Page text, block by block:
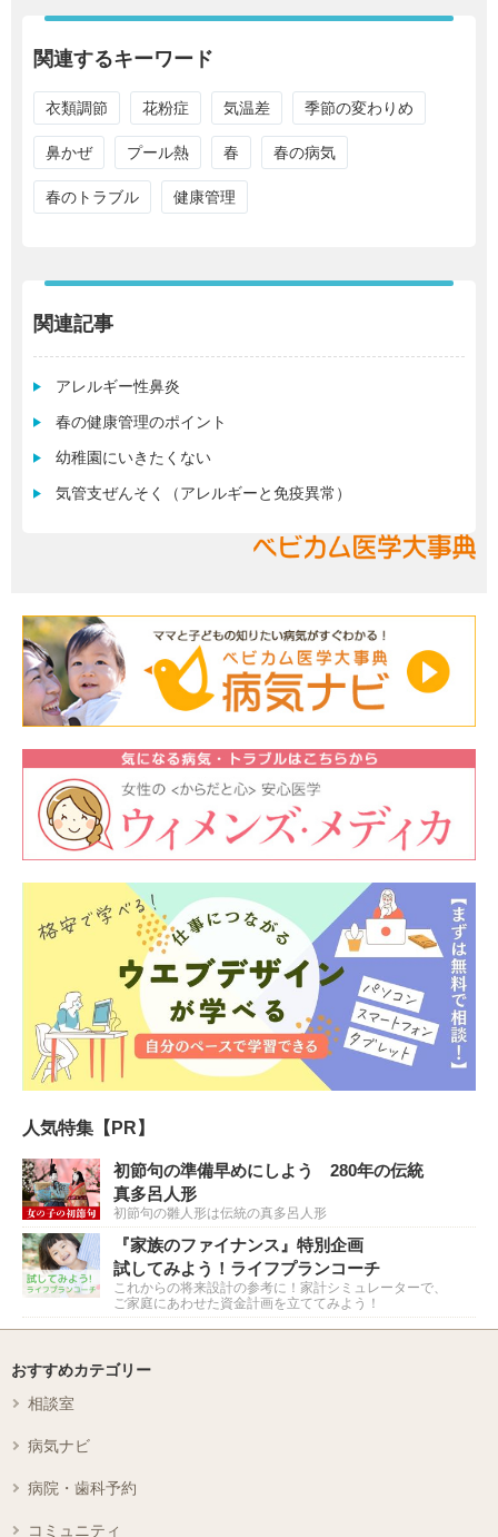
関連するキーワード
衣類調節 花粉症 気温差 季節の変わりめ
鼻かぜ プール熱 春 春の病気
春のトラブル 健康管理
関連記事
アレルギー性鼻炎
春の健康管理のポイント
幼稚園にいきたくない
気管支ぜんそく（アレルギーと免疫異常）
人気特集【PR】
初節句の準備早めにしよう 280年の伝統
真多呂人形
初節句の雛人形は伝統の真多呂人形
『家族のファイナンス』特別企画
試してみよう！ライフプランコーチ
これからの将来設計の参考に！家計シミュレーターで、
ご家庭にあわせた資金計画を立ててみよう！
おすすめカテゴリー
相談室
病気ナビ
病院・歯科予約
コミュニティ